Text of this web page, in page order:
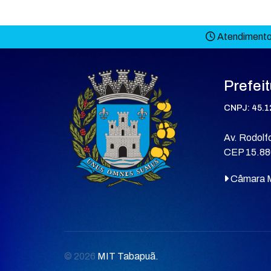
Atendimento
CNPJ:
Av.
CEP
Câmara
© 2026 MIT Tabapuã.